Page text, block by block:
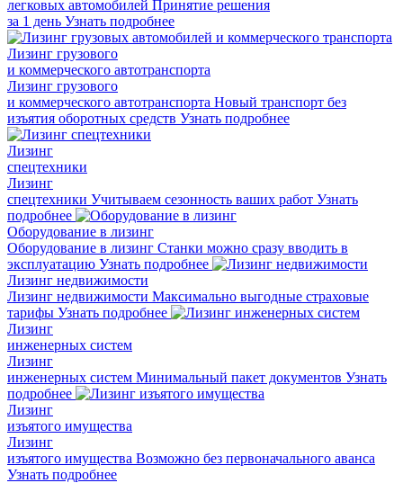
легковых автомобилей Принятие решения
за 1 день Узнать подробнее
Лизинг грузового
и коммерческого автотранспорта
Лизинг грузового
и коммерческого автотранспорта Новый транспорт без
изъятия оборотных средств Узнать подробнее
Лизинг
спецтехники
Лизинг
спецтехники Учитываем сезонность ваших работ Узнать
подробнее
Оборудование в лизинг
Оборудование в лизинг Станки можно сразу вводить в
эксплуатацию Узнать подробнее
Лизинг недвижимости
Лизинг недвижимости Максимально выгодные страховые
тарифы Узнать подробнее
Лизинг
инженерных систем
Лизинг
инженерных систем Минимальный пакет документов Узнать
подробнее
Лизинг
изъятого имущества
Лизинг
изъятого имущества Возможно без первоначального аванса
Узнать подробнее